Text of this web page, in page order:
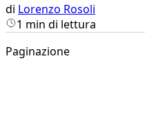
di Lorenzo Rosoli
1 min di lettura
Paginazione